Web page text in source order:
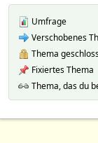
Umfrage
Verschobenes
Thema
Fixiertes Thema
Thema, das du